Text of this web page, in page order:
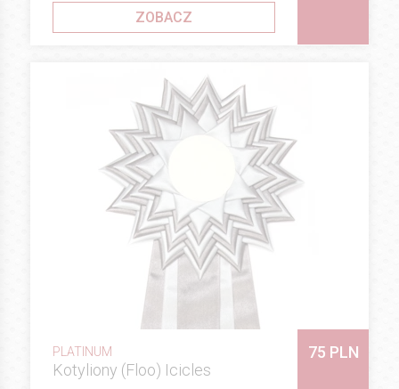
ZOBACZ
PLATINUM
Kotyliony (Floo) Icicles
75 PLN